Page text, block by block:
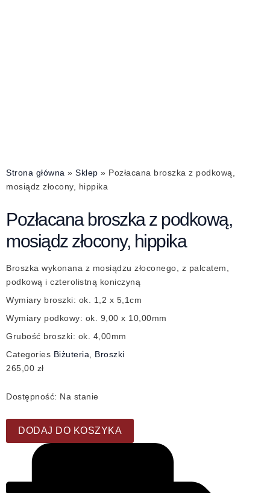
Strona główna » Sklep » Pozłacana broszka z podkową,
mosiądz złocony, hippika
Pozłacana broszka z podkową,
mosiądz złocony, hippika
Broszka wykonana z mosiądzu złoconego, z palcatem,
podkową i czterolistną koniczyną
Wymiary broszki: ok. 1,2 x 5,1cm
Wymiary podkowy: ok. 9,00 x 10,00mm
Grubość broszki: ok. 4,00mm
Categories Biżuteria
Broszki
265,00 zł
Dostępność: Na stanie
DODAJ DO KOSZYKA